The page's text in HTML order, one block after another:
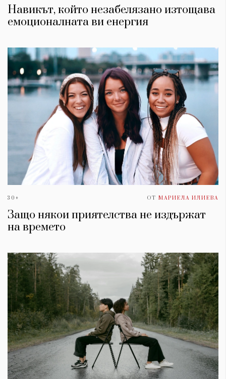
Навикът, който незабелязано изтощава
емоционалната ви енергия
30+ ОТ МАРИЕЛА ИЛИЕВА
Защо някои приятелства не издържат
на времето